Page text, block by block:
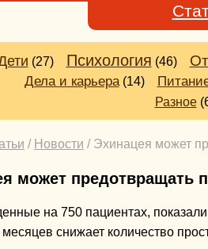
(27) Психология (46)
Дела и карьера(14)
Разное
/ Новости / Эхинацея может
может предотвращать
на 750 пациентах,
снижает количество